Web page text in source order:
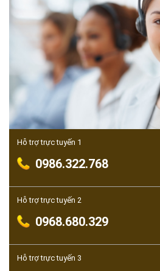
Hỗ trợ trực tuyến 1
0986.322.768
Hỗ trợ trực tuyến 2
0968.680.329
Hỗ trợ trực tuyến 3